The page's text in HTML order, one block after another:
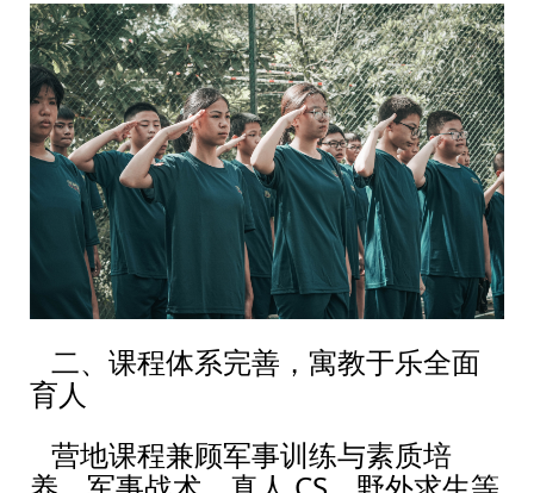
二、课程体系完善，寓教于乐全面
育人
营地课程兼顾军事训练与素质培